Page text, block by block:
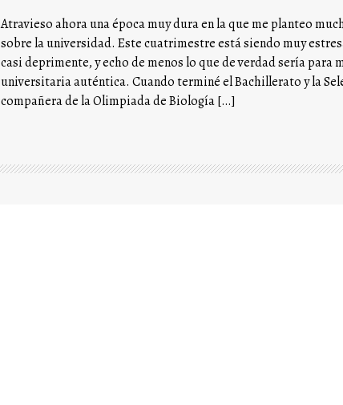
Atravieso ahora una época muy dura en la que me planteo
sobre la universidad. Este cuatrimestre está siendo muy
casi deprimente, y echo de menos lo que de verdad sería para
universitaria auténtica. Cuando terminé el Bachillerato y la
compañera de la Olimpiada de Biología […]